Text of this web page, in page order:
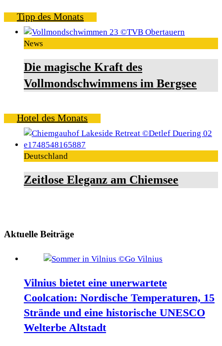
Tipp des Monats
News
Die magische Kraft des
Vollmondschwimmens im Bergsee
Hotel des Monats
Deutschland
Zeitlose Eleganz am Chiemsee
Aktuelle Beiträge
Vilnius bietet eine unerwartete
Coolcation: Nordische Temperaturen, 15
Strände und eine historische UNESCO
Welterbe Altstadt